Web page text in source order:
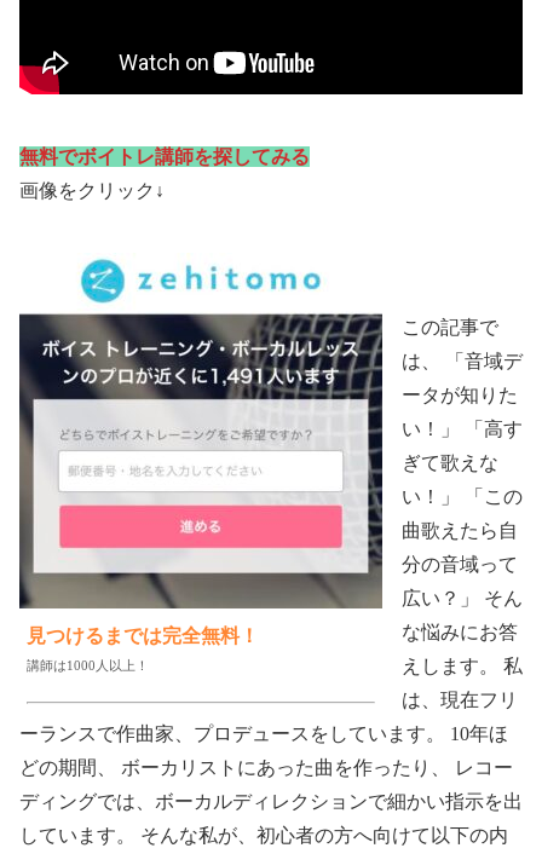
無料でボイトレ講師を探してみる
画像をクリック↓
見つけるまでは完全無料！
講師は1000人以上！
この記事で
は、 「音域デ
ータが知りた
い！」 「高す
ぎて歌えな
い！」 「この
曲歌えたら自
分の音域って
広い？」 そん
な悩みにお答
えします。 私
は、現在フリ
ーランスで作曲家、プロデュースをしています。 10年ほ
どの期間、 ボーカリストにあった曲を作ったり、 レコー
ディングでは、ボーカルディレクションで細かい指示を出
しています。 そんな私が、初心者の方へ向けて以下の内